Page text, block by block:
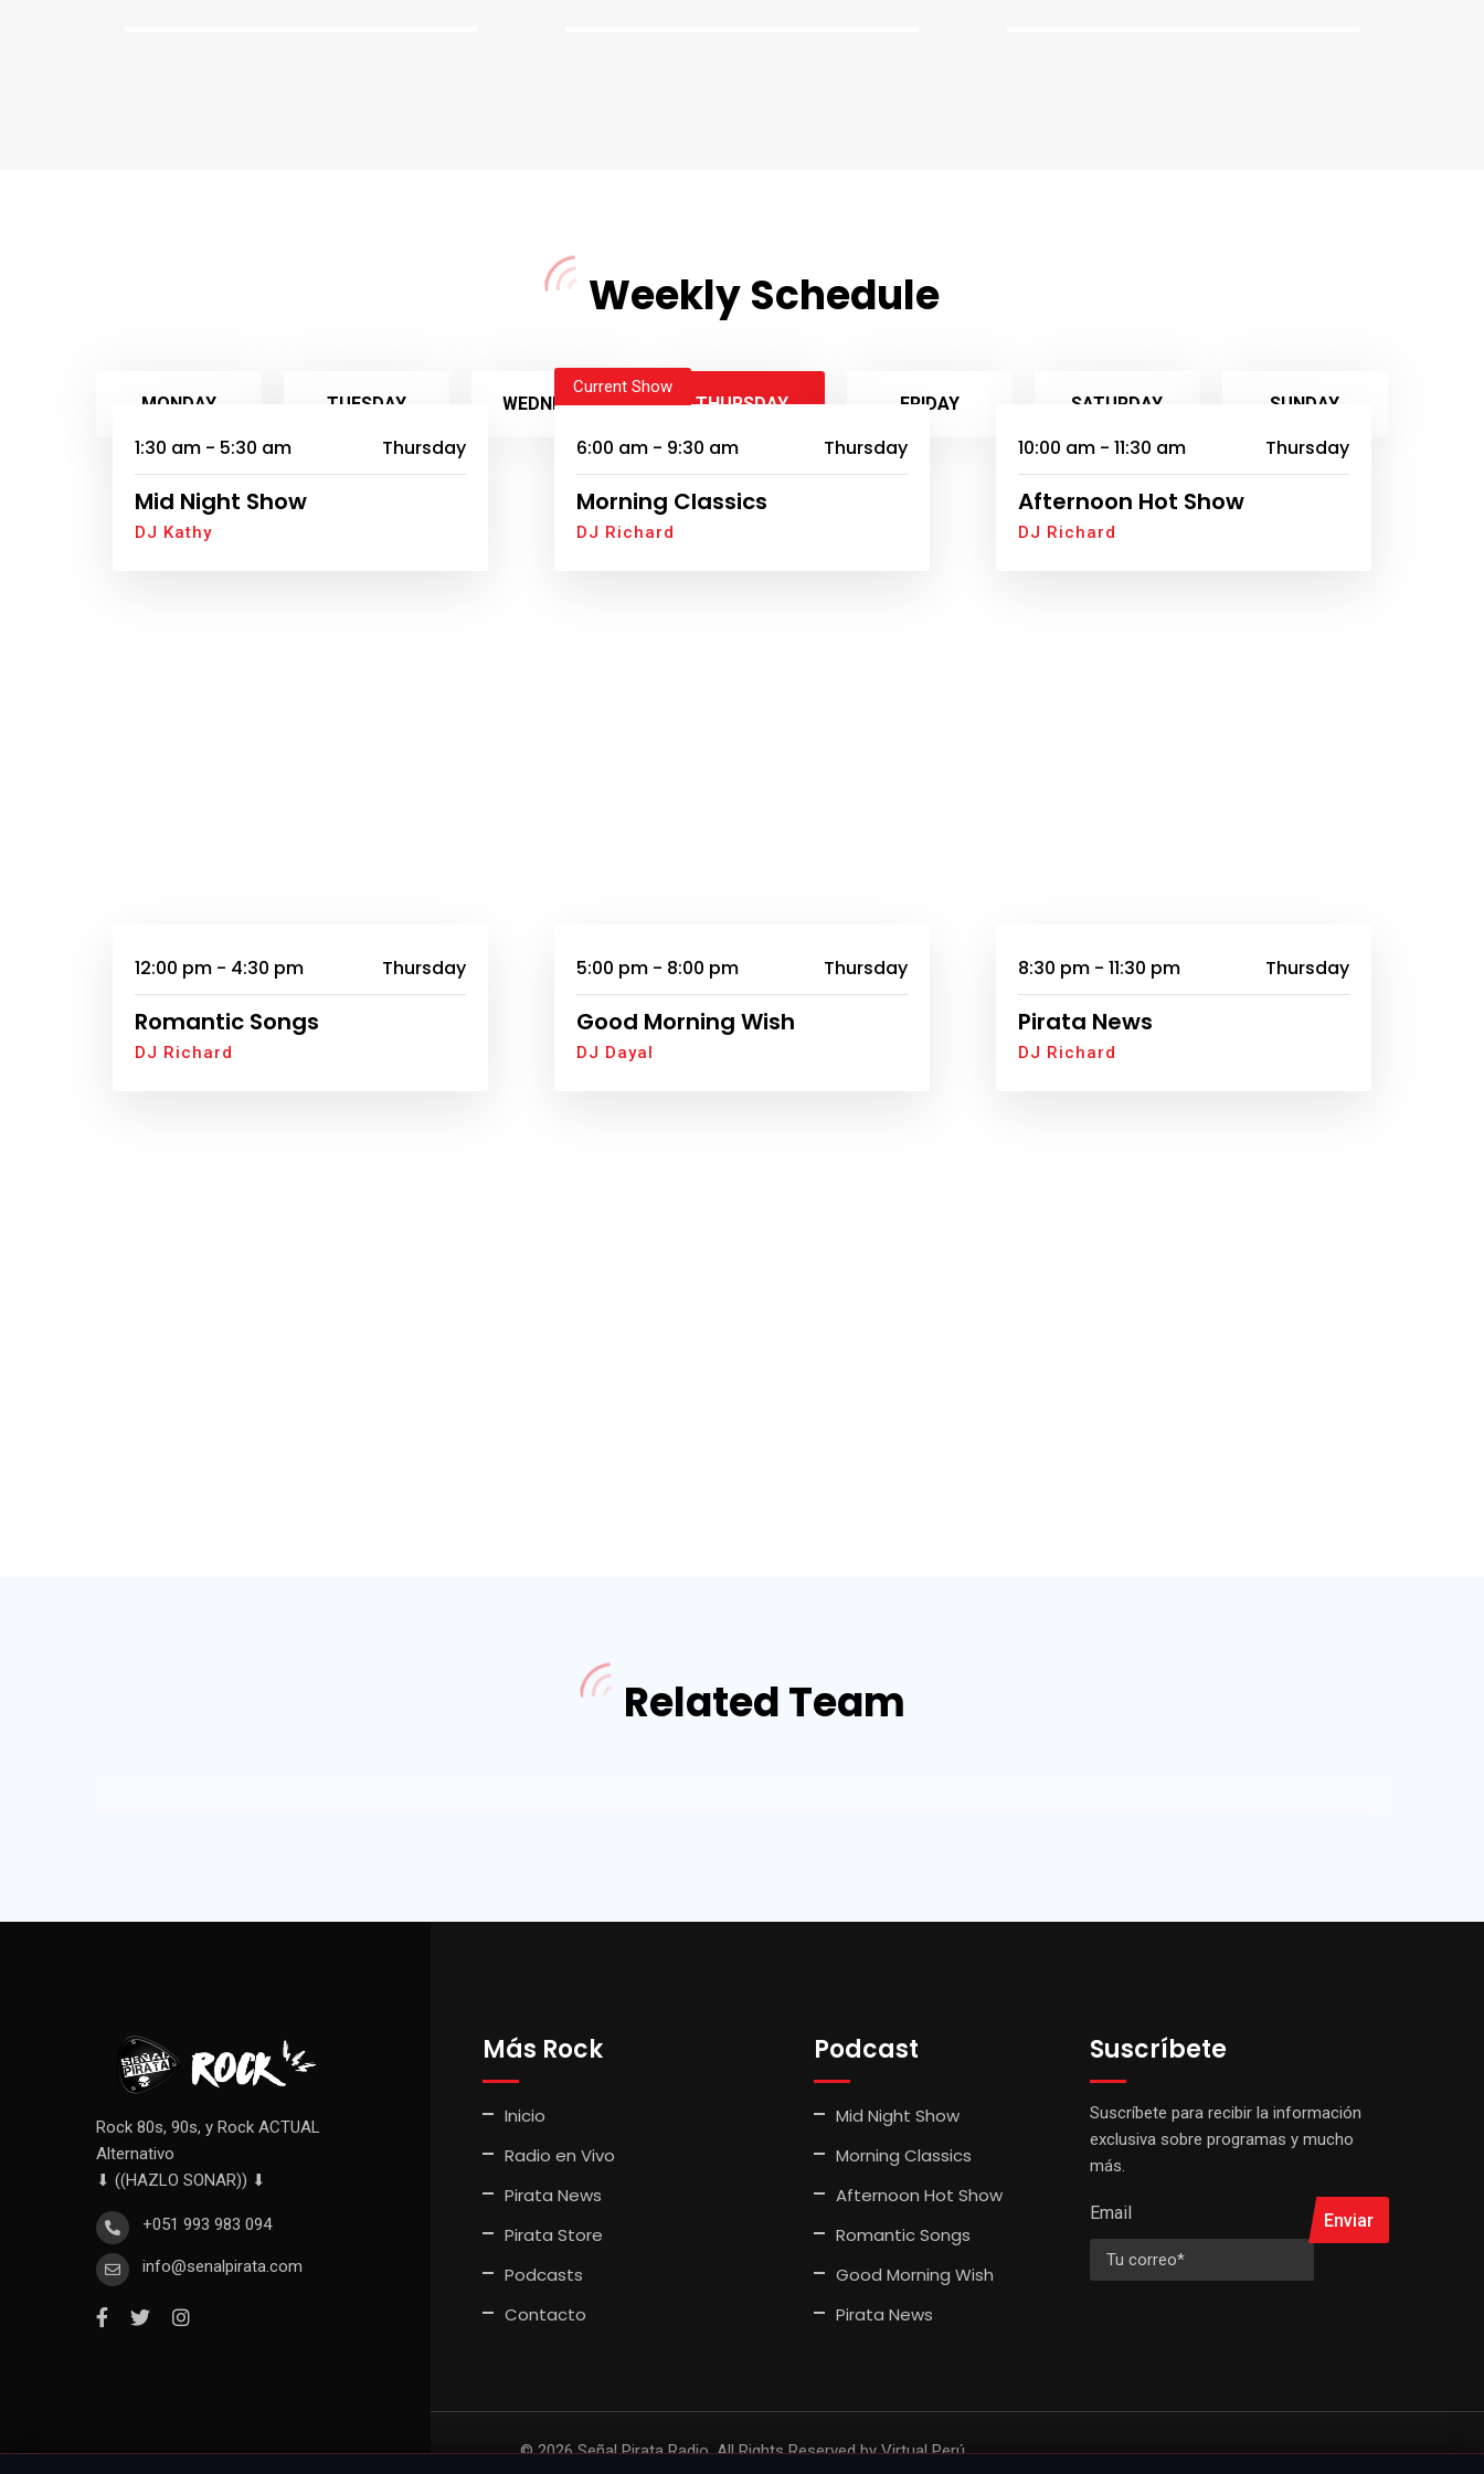
Weekly Schedule
MONDAY TUESDAY WEDNESDAY THURSDAY FRIDAY SATURDAY SUNDAY
1:30 am - 5:30 am Thursday
Mid Night Show
DJ Kathy
Current Show
6:00 am - 9:30 am Thursday
Morning Classics
DJ Richard
10:00 am - 11:30 am Thursday
Afternoon Hot Show
DJ Richard
12:00 pm - 4:30 pm Thursday
Romantic Songs
DJ Richard
5:00 pm - 8:00 pm Thursday
Good Morning Wish
DJ Dayal
8:30 pm - 11:30 pm Thursday
Pirata News
DJ Richard
Related Team
Rock 80s, 90s, y Rock ACTUAL
Alternativo
⬇ ((HAZLO SONAR)) ⬇
+051 993 983 094
info@senalpirata.com
Más Rock
Inicio
Radio en Vivo
Pirata News
Pirata Store
Podcasts
Contacto
Podcast
Mid Night Show
Morning Classics
Afternoon Hot Show
Romantic Songs
Good Morning Wish
Pirata News
Suscríbete
Suscríbete para recibir la información
exclusiva sobre programas y mucho
más.
Email Enviar
© 2026 Señal Pirata Radio. All Rights Reserved byVirtual Perú